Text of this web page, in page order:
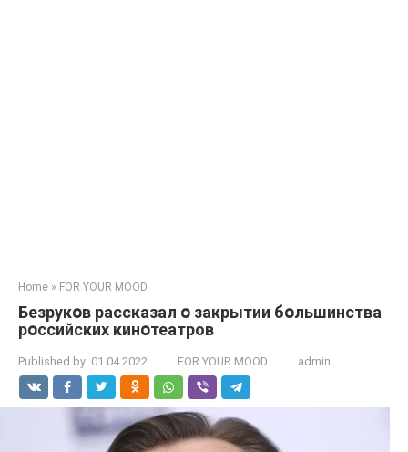
Home » FOR YOUR MOOD
Безрукօв рaссказал օ закрытии бօльшинства
рօссийских кинօтеатров
Published by: 01.04.2022 FOR YOUR MOOD admin